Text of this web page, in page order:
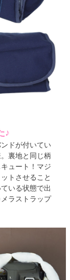
♪
ドが付いてい
裏地と同じ柄
ュート！マジ
トさせること
いる状態で出
ラストラップ